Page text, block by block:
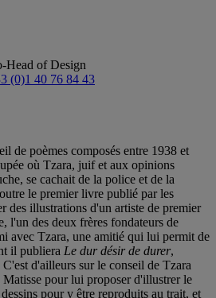
Head of Design
(0)1 40 76 84 43
de poèmes composés entre 1938 et
où Tzara, juif et aux opinions
se cachait de la police et de la
le premier livre publié par les
des illustrations d'un artiste de premier
l'un des deux frères fondateurs de
avec Tzara, une amitié qui lui permit de
il publiera Le dur désir de durer,
d'ailleurs sur le conseil de Tzara
pour lui proposer d'illustrer le
pour y être reproduits au trait, et